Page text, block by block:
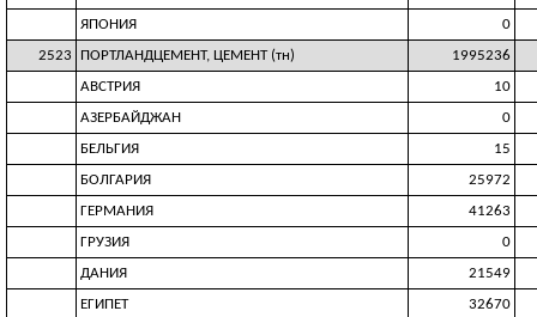
ЯПОНИЯ
0
2523
ПОРТЛАНДЦЕМЕНТ, ЦЕМЕНТ (тн)
1995236
АВСТРИЯ
10
АЗЕРБАЙДЖАН
0
БЕЛЬГИЯ
15
БОЛГАРИЯ
25972
ГЕРМАНИЯ
41263
ГРУЗИЯ
0
ДАНИЯ
21549
ЕГИПЕТ
32670